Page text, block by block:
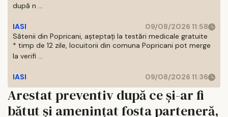
după n ...
IASI
09/08/2026 11:58
Sătenii din Popricani, așteptați la testări medicale gratuite
* timp de 12 zile, locuitorii din comuna Popricani pot merge
la verifi ...
IASI 09/08/2026 11:36
Arestat preventiv după ce și-ar fi
bătut și amenințat fosta parteneră,